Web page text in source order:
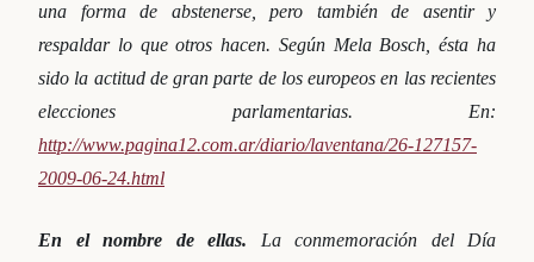
una forma de abstenerse, pero también de asentir y
respaldar lo que otros hacen. Según Mela Bosch, ésta ha
sido la actitud de gran parte de los europeos en las recientes
elecciones parlamentarias. En:
http://www.pagina12.com.ar/diario/laventana/26-127157-
2009-06-24.html
En el nombre de ellas. La conmemoración del Día